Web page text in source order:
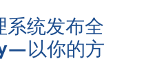
统发布全
以你的方